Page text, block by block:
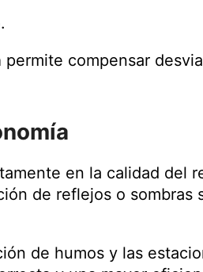
permite compensar
en la calidad del
de reflejos o
de humos y las